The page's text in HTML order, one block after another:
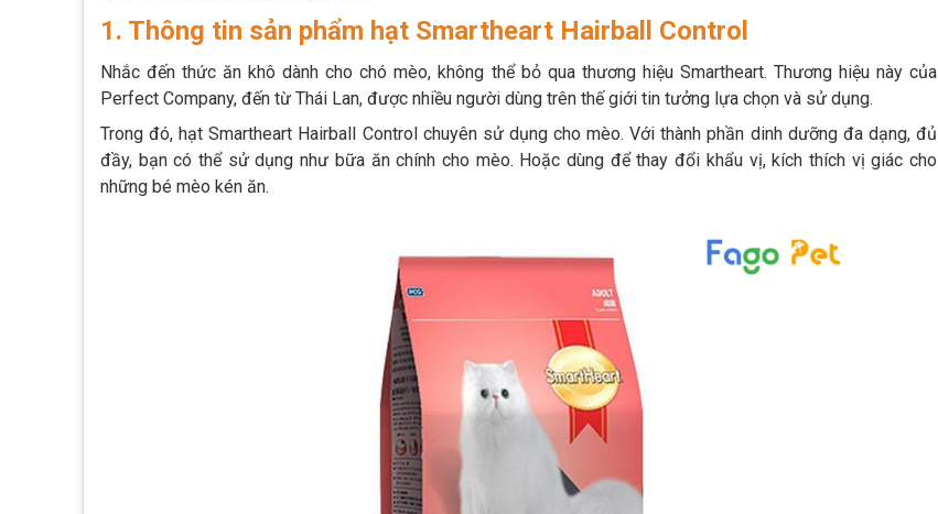
1. Thông tin sản phẩm hạt Smartheart Hairball Control
Nhắc đến thức ăn khô dành cho chó mèo, không thể bỏ qua thương hiệu Smartheart. Thương hiệu này của
Perfect Company, đến từ Thái Lan, được nhiều người dùng trên thế giới tin tưởng lựa chọn và sử dụng.
Trong đó, hạt Smartheart Hairball Control chuyên sử dụng cho mèo. Với thành phần dinh dưỡng đa dạng, đủ
đầy, bạn có thể sử dụng như bữa ăn chính cho mèo. Hoặc dùng để thay đổi khẩu vị, kích thích vị giác cho
những bé mèo kén ăn.